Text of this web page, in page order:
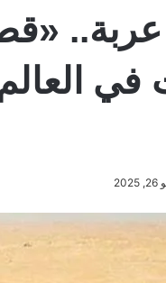
يجر 250
في